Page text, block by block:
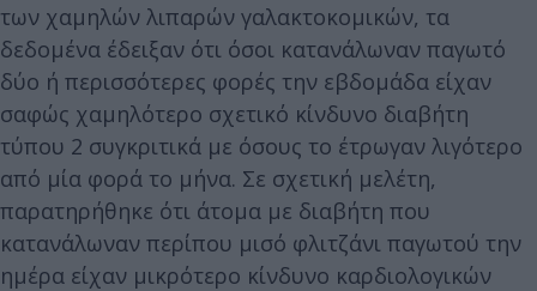
των χαμηλών λιπαρών γαλακτοκομικών, τα
δεδομένα έδειξαν ότι όσοι κατανάλωναν παγωτό
δύο ή περισσότερες φορές την εβδομάδα είχαν
σαφώς χαμηλότερο σχετικό κίνδυνο διαβήτη
τύπου 2 συγκριτικά με όσους το έτρωγαν λιγότερο
από μία φορά το μήνα. Σε σχετική μελέτη,
παρατηρήθηκε ότι άτομα με διαβήτη που
κατανάλωναν περίπου μισό φλιτζάνι παγωτού την
ημέρα είχαν μικρότερο κίνδυνο καρδιολογικών